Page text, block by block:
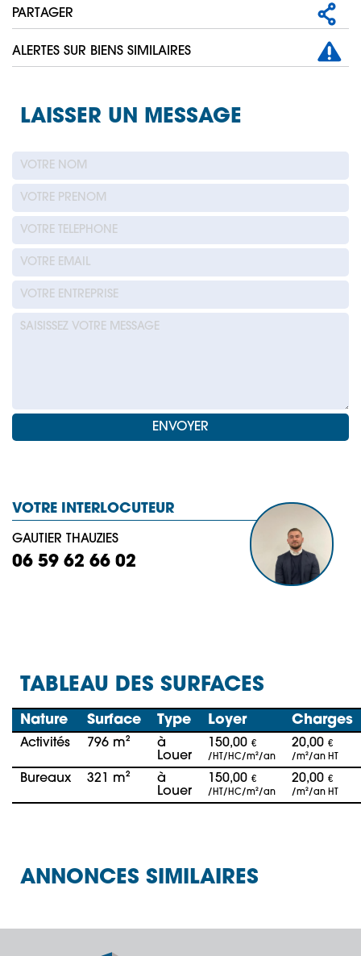
PARTAGER
ALERTES SUR BIENS SIMILAIRES
LAISSER UN MESSAGE
VOTRE INTERLOCUTEUR
GAUTIER THAUZIES
06 59 62 66 02
TABLEAU DES SURFACES
Nature Surface Type Loyer Charges
Activités 796 m²
à
Louer
150,00 €
/HT/HC/m²/an
20,00 €
/m²/an HT
Bureaux 321 m²
à
Louer
150,00 €
/HT/HC/m²/an
20,00 €
/m²/an HT
ANNONCES SIMILAIRES